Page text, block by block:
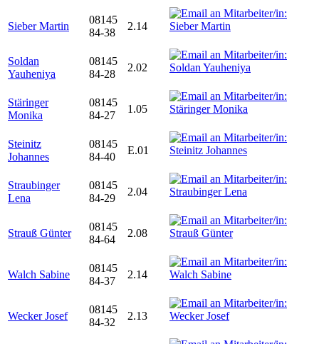
Sieber Martin
08145
84-38
2.14
Soldan
Yauheniya
08145
84-28
2.02
Stäringer
Monika
08145
84-27
1.05
Steinitz
Johannes
08145
84-40
E.01
Straubinger
Lena
08145
84-29
2.04
Strauß Günter
08145
84-64
2.08
Walch Sabine
08145
84-37
2.14
Wecker Josef
08145
84-32
2.13